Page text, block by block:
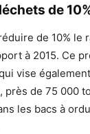
de
de 10%
à 2015. Ce
vise
près de 75 000
les bacs à